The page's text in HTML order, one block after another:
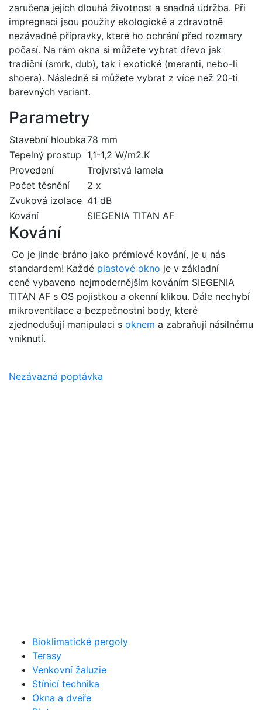
zaručena jejich dlouhá životnost a snadná údržba. Při
impregnaci jsou použity ekologické a zdravotně
nezávadné přípravky, které ho ochrání před rozmary
počasí. Na rám okna si můžete vybrat dřevo jak
tradiční (smrk, dub), tak i exotické (meranti, nebo-li
shoera). Následně si můžete vybrat z více než 20-ti
barevných variant.
Parametry
Stavební hloubka78 mm
Tepelný prostup 1,1-1,2 W/m2.K
Provedení
Trojvrstvá lamela
Počet těsnění
2 x
Zvuková izolace 41 dB
Kování
SIEGENIA TITAN AF
Kování
Co je jinde bráno jako prémiové kování, je u nás
standardem! Každé plastové okno je v základní
ceně vybaveno nejmodernějším kováním SIEGENIA
TITAN AF s OS pojistkou a okenní klikou. Dále nechybí
mikroventilace a bezpečnostní body, které
zjednodušují manipulaci s oknem a zabraňují násilnému
vniknutí.
Nezávazná poptávka
názory klientů
Pomoc s výběrem pergoly. Velmi
profesionální, ale zároveň lidský
přístup. Kvalitní jednání a provedená
práce!
Bioklimatické pergoly
Terasy
Venkovní žaluzie
Stínicí technika
Okna a dveře